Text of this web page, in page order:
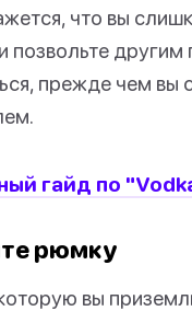
что вы
другим
прежде чем
гайд по
рюмку
вы